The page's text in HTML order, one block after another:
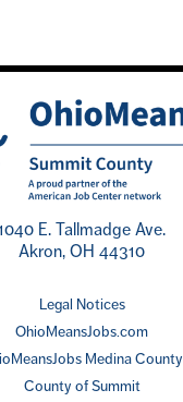
E. Tallmadge Ave.
Akron, OH 44310
Legal Notices
OhioMeansJobs.com
Medina County
County of Summit